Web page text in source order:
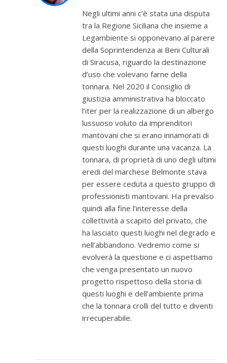
Negli ultimi anni c’è stata una disputa
tra la Regione Siciliana che insieme a
Legambiente si opponevano al parere
della Soprintendenza ai Beni Culturali
di Siracusa, riguardo la destinazione
d’uso che volevano farne della
tonnara. Nel 2020 il Consiglio di
giustizia amministrativa ha bloccato
l’iter per la realizzazione di un albergo
lussuoso voluto da imprenditori
mantovani che si erano innamorati di
questi luoghi durante una vacanza. La
tonnara, di proprietà di uno degli ultimi
eredi del marchese Belmonte stava
per essere ceduta a questo gruppo di
professionisti mantovani. Ha prevalso
quindi alla fine l’interesse della
collettività a scapito del privato, che
ha lasciato questi luoghi nel degrado e
nell’abbandono. Vedremo come si
evolverà la questione e ci aspettiamo
che venga presentato un nuovo
progetto rispettoso della storia di
questi luoghi e dell’ambiente prima
che la tonnara crolli del tutto e diventi
irrecuperabile.